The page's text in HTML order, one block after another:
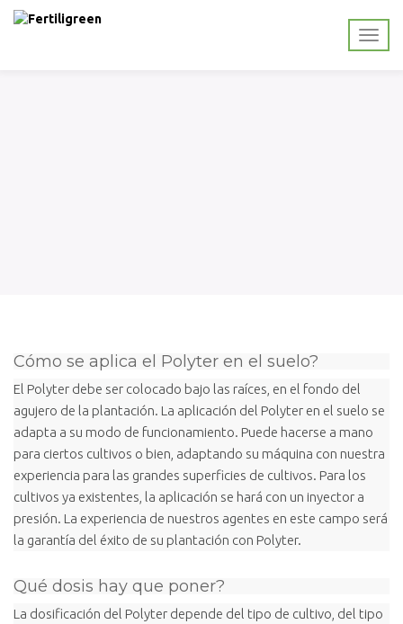
Cómo se aplica el Polyter en el suelo?
El Polyter debe ser colocado bajo las raíces, en el fondo del
agujero de la plantación. La aplicación del Polyter en el suelo se
adapta a su modo de funcionamiento. Puede hacerse a mano
para ciertos cultivos o bien, adaptando su máquina con nuestra
experiencia para las grandes superficies de cultivos. Para los
cultivos ya existentes, la aplicación se hará con un inyector a
presión. La experiencia de nuestros agentes en este campo será
la garantía del éxito de su plantación con Polyter.
Qué dosis hay que poner?
La dosificación del Polyter depende del tipo de cultivo, del tipo